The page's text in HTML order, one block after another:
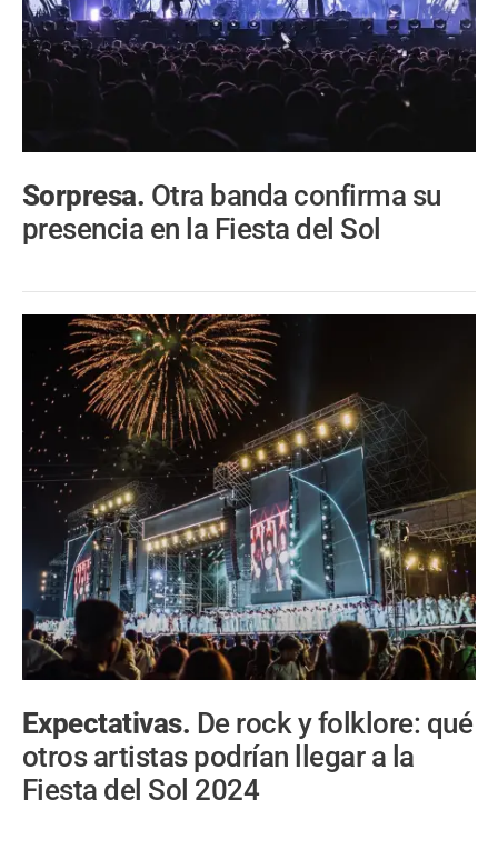
Sorpresa. Otra banda confirma su
presencia en la Fiesta del Sol
Expectativas. De rock y folklore: qué
otros artistas podrían llegar a la
Fiesta del Sol 2024